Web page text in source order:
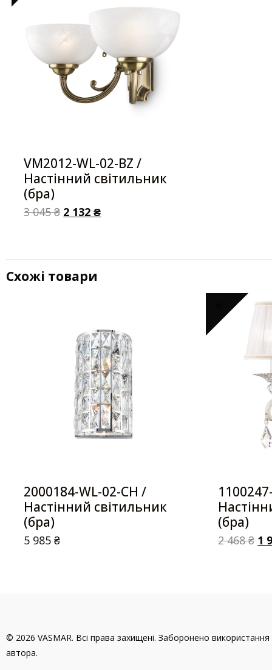
VM2012-WL-02-BZ /
Настінний світильник
(бра)
3 045₴ 2 132₴
Схожі товари
2000184-WL-02-CH /
Настінний світильник
(бра)
5 985₴
(бра)
2 468₴ 1
© 2026 VASMAR. Всі права захищені. Заборонено використання
автора.